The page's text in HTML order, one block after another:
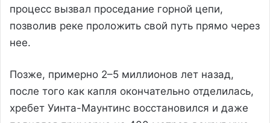
процесс вызвал проседание горной цепи,
позволив реке проложить свой путь прямо через
нее.
Позже, примерно 2–5 миллионов лет назад,
после того как капля окончательно отделилась,
хребет Уинта-Маунтинс восстановился и даже